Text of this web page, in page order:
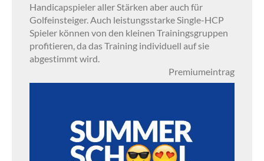
Handicapspieler aller Stärken aber auch für
Golfeinsteiger. Auch leistungsstarke Single-HCP
Spieler können von den kleinen Trainingsgruppen
profitieren, da das Training individuell auf sie
abgestimmt wird.
Premiumeintrag